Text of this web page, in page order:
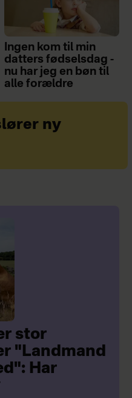
Ingen kom til min
datters fødselsdag -
nu har jeg en bøn til
alle forældre
ny
stor
"Landmand
Har